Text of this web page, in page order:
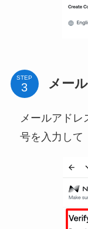
STEP メー
メールアドレ
号を入力して